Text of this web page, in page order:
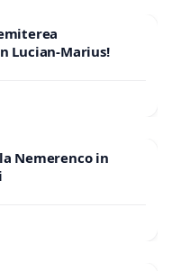
Lucian-Marius!
Nemerenco in